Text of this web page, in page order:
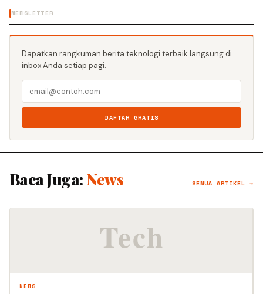
NEWSLETTER
Dapatkan rangkuman berita teknologi terbaik langsung di
inbox Anda setiap pagi.
DAFTAR GRATIS
Baca Juga: News SEMUA ARTIKEL →
NEWS